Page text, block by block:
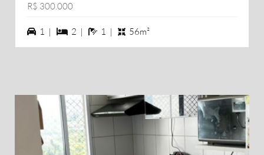
R$ 300.000
1 vagas na garagem
1 | 2 dormiórios
2 | 1 banheiros
1 | 56m²